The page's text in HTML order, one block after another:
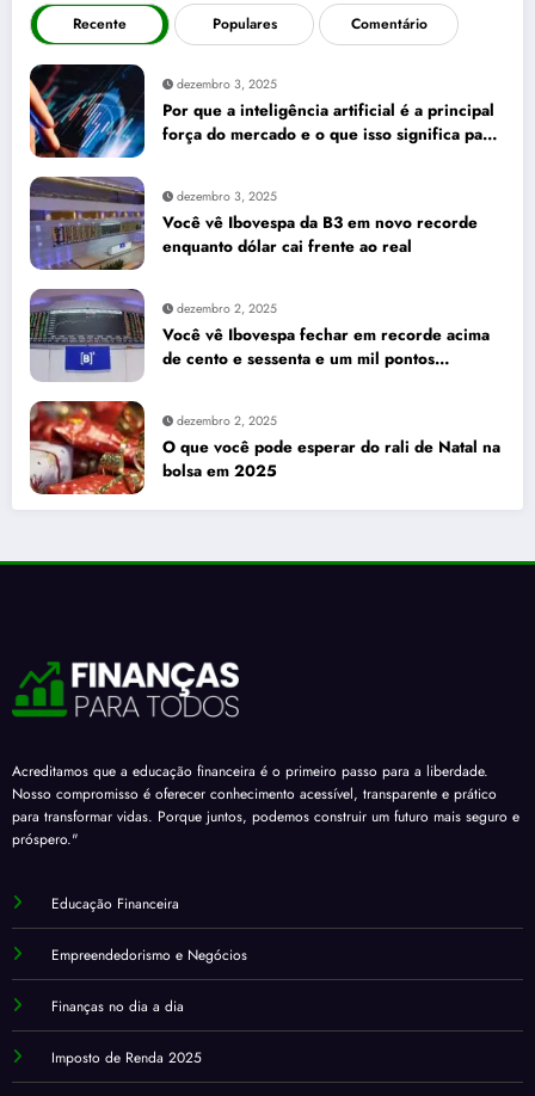
Recente Populares Comentário
dezembro 3, 2025
Por que a inteligência artificial é a principal
força do mercado e o que isso significa para
dezembro 3, 2025
Você vê Ibovespa da B3 em novo recorde
enquanto dólar cai frente ao real
dezembro 2, 2025
Você vê Ibovespa fechar em recorde acima
de cento e sessenta e um mil pontos
dezembro 2, 2025
O que você pode esperar do rali de Natal na
bolsa em 2025
Acreditamos que a educação financeira é o primeiro passo para a liberdade.
Nosso compromisso é oferecer conhecimento acessível, transparente e prático
para transformar vidas. Porque juntos, podemos construir um futuro mais seguro e
próspero."
Educação Financeira
Empreendedorismo e Negócios
Finanças no dia a dia
Imposto de Renda 2025